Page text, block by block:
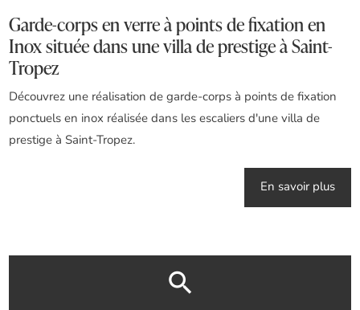
Garde-corps en verre à points de fixation en
Inox située dans une villa de prestige à Saint-
Tropez
Découvrez une réalisation de garde-corps à points de fixation
ponctuels en inox réalisée dans les escaliers d'une villa de
prestige à Saint-Tropez.
En savoir plus